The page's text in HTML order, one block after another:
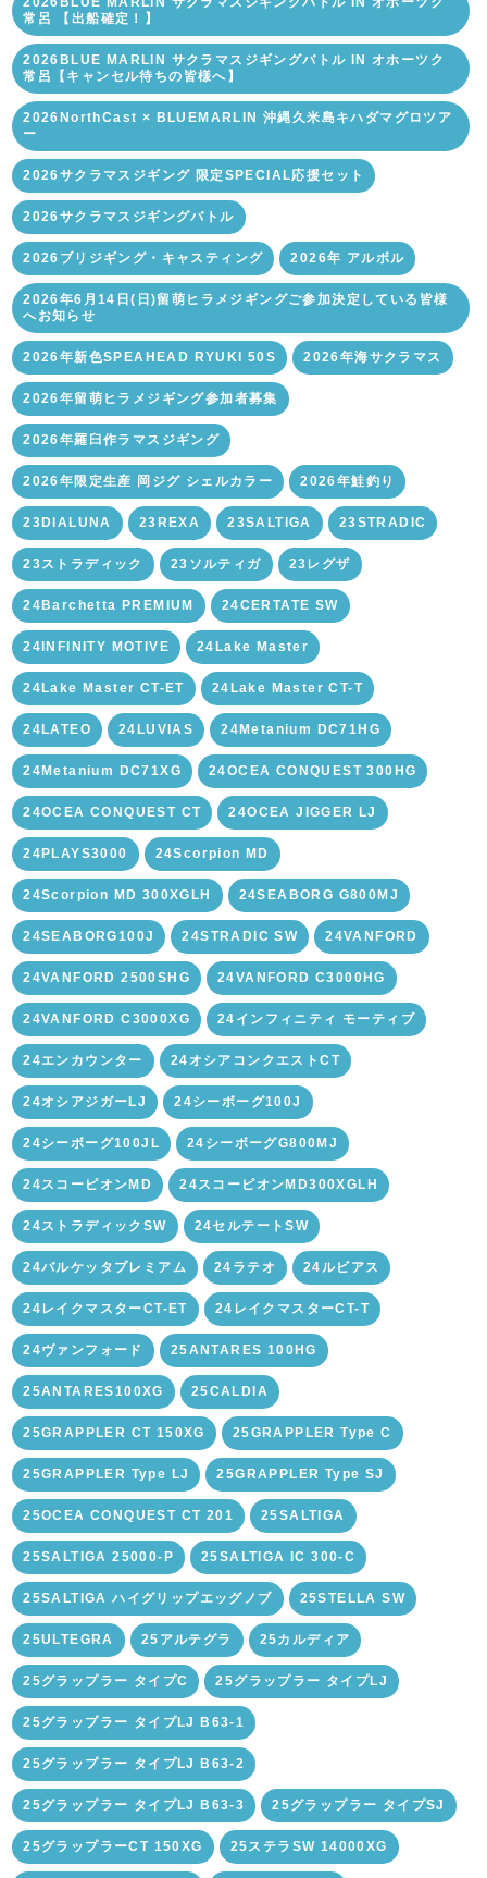
常呂 【出船確定！】
2026BLUE MARLIN サクラマスジギングバトル IN オホーツク
常呂【キャンセル待ちの皆様へ】
2026NorthCast × BLUEMARLIN 沖縄久米島キハダマグロツア
ー
2026サクラマスジギング 限定SPECIAL応援セット
2026サクラマスジギングバトル
2026ブリジギング・キャスティング 2026年 アルボル
2026年6月14日(日)留萌ヒラメジギングご参加決定している皆様
へお知らせ
2026年新色SPEAHEAD RYUKI 50S 2026年海サクラマス
2026年留萌ヒラメジギング参加者募集
2026年羅臼作ラマスジギング
2026年限定生産 岡ジグ シェルカラー 2026年鮭釣り
23DIALUNA 23REXA 23SALTIGA 23STRADIC
23ストラディック 23ソルティガ 23レグザ
24Barchetta PREMIUM 24CERTATE SW
24INFINITY MOTIVE 24Lake Master
24Lake Master CT-ET 24Lake Master CT-T
24LATEO 24LUVIAS 24Metanium DC71HG
24Metanium DC71XG 24OCEA CONQUEST 300HG
24OCEA CONQUEST CT 24OCEA JIGGER LJ
24PLAYS3000 24Scorpion MD
24Scorpion MD 300XGLH 24SEABORG G800MJ
24SEABORG100J 24STRADIC SW 24VANFORD
24VANFORD 2500SHG 24VANFORD C3000HG
24VANFORD C3000XG 24インフィニティ モーティブ
24エンカウンター 24オシアコンクエストCT
24オシアジガーLJ 24シーボーグ100J
24シーボーグ100JL 24シーボーグG800MJ
24スコーピオンMD 24スコーピオンMD300XGLH
24ストラディックSW 24セルテートSW
24バルケッタプレミアム 24ラテオ 24ルビアス
24レイクマスターCT-ET 24レイクマスターCT-T
24ヴァンフォード 25ANTARES 100HG
25ANTARES100XG 25CALDIA
25GRAPPLER CT 150XG 25GRAPPLER Type C
25GRAPPLER Type LJ 25GRAPPLER Type SJ
25OCEA CONQUEST CT 201 25SALTIGA
25SALTIGA 25000-P 25SALTIGA IC 300-C
25SALTIGA ハイグリップエッグノブ 25STELLA SW
25ULTEGRA 25アルテグラ 25カルディア
25グラップラー タイプC 25グラップラー タイプLJ
25グラップラー タイプLJ B63-1
25グラップラー タイプLJ B63-2
25グラップラー タイプLJ B63-3 25グラップラー タイプSJ
25グラップラーCT 150XG 25ステラSW 14000XG